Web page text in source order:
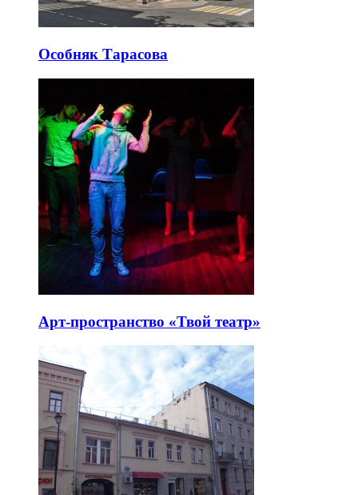
Особняк Тарасова
Арт-пространство «Твой театр»